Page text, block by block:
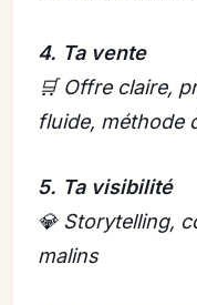
4. Ta vente
🛒 Offre claire,
fluide, méthode
5. Ta visibilité
💎 Storytelling,
malins